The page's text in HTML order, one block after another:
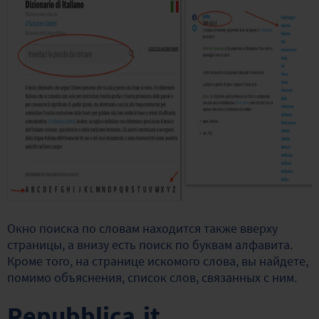
Окно поиска по словам находится также вверху
страницы, а внизу есть поиск по буквам алфавита.
Кроме того, на странице искомого слова, вы найдете,
помимо объяснения, список слов, связанных с ним.